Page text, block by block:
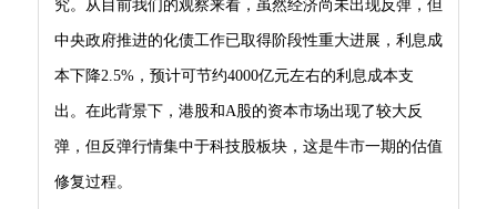
究。从目前我们的观察来看，虽然经济尚未出现反弹，但
中央政府推进的化债工作已取得阶段性重大进展，利息成
本下降2.5%，预计可节约4000亿元左右的利息成本支
出。在此背景下，港股和A股的资本市场出现了较大反
弹，但反弹行情集中于科技股板块，这是牛市一期的估值
修复过程。